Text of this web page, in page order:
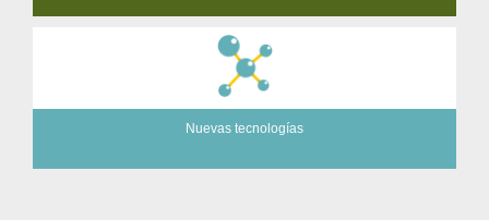
Nuevas tecnologías